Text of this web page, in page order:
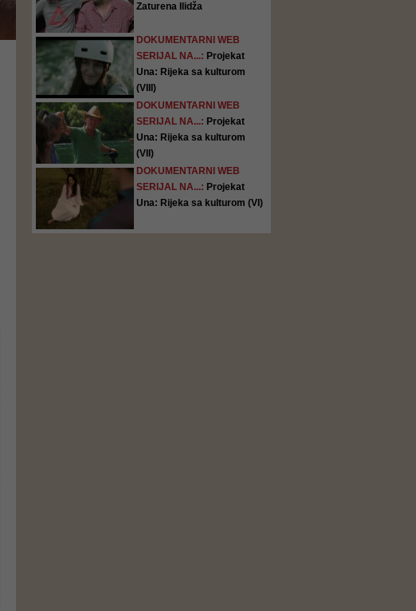
Zaturena Ilidža
DOKUMENTARNI WEB
SERIJAL NA...: Projekat
Una: Rijeka sa kulturom
(VIII)
DOKUMENTARNI WEB
SERIJAL NA...: Projekat
Una: Rijeka sa kulturom
(VII)
DOKUMENTARNI WEB
SERIJAL NA...: Projekat
Una: Rijeka sa kulturom (VI)